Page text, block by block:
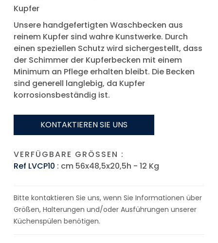
Kupfer
Unsere handgefertigten Waschbecken aus
reinem Kupfer sind wahre Kunstwerke. Durch
einen speziellen Schutz wird sichergestellt, dass
der Schimmer der Kupferbecken mit einem
Minimum an Pflege erhalten bleibt. Die Becken
sind generell langlebig, da Kupfer
korrosionsbeständig ist.
KONTAKTIEREN SIE UNS
VERFÜGBARE GRÖSSEN :
Ref LVCP10 : cm 56x48,5x20,5h - 12 Kg
Bitte kontaktieren Sie uns, wenn Sie Informationen über
Größen, Halterungen und/oder Ausführungen unserer
Küchenspülen benötigen.